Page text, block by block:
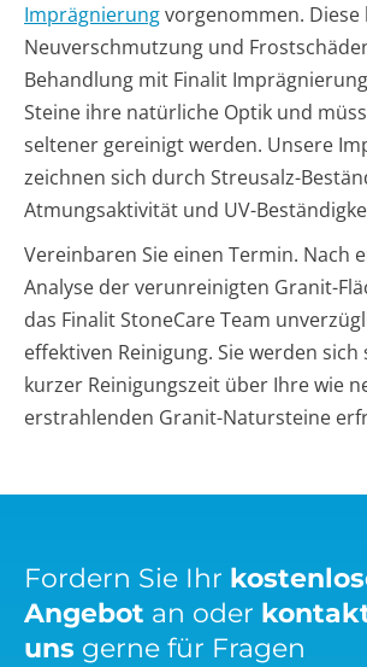
Imprägnierungvorgenommen. Diese
Neuverschmutzung und
Behandlung mit Finalit
Steine ihre natürliche Optik und
seltener gereinigt werden. Unsere
zeichnen sich durch Streusalz-
Atmungsaktivität und UV-
Vereinbaren Sie einen Termin. Nach
Analyse der verunreinigten Granit-
das Finalit StoneCare Team
effektiven Reinigung. Sie werden sich
kurzer Reinigungszeit über Ihre wie
erstrahlenden Granit-Natursteine
Fordern Sie Ihr
Angebot an oder
uns gerne für Fragen